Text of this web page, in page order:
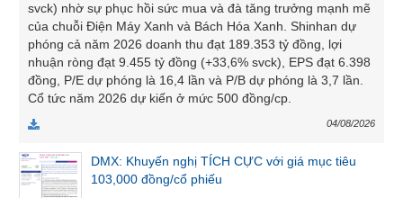
svck) nhờ sự phục hồi sức mua và đà tăng trưởng mạnh mẽ
của chuỗi Điện Máy Xanh và Bách Hóa Xanh. Shinhan dự
phóng cả năm 2026 doanh thu đạt 189.353 tỷ đồng, lợi
nhuận ròng đạt 9.455 tỷ đồng (+33,6% svck), EPS đạt 6.398
đồng, P/E dự phóng là 16,4 lần và P/B dự phóng là 3,7 lần.
Cổ tức năm 2026 dự kiến ở mức 500 đồng/cp.
04/08/2026
DMX: Khuyến nghị TÍCH CỰC với giá mục tiêu
103,000 đồng/cổ phiếu
DỊCH
VỤ
TRUYỀN